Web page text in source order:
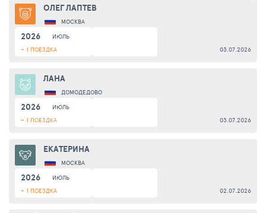
ОЛЕГ ЛАПТЕВ
МОСКВА
2026
ИЮЛЬ
+ 1 ПОЕЗДКА
03.07.2026
ЛАНА
ДОМОДЕДОВО
2026
ИЮЛЬ
+ 1 ПОЕЗДКА
03.07.2026
ЕКАТЕРИНА
МОСКВА
2026
ИЮЛЬ
+ 1 ПОЕЗДКА
02.07.2026